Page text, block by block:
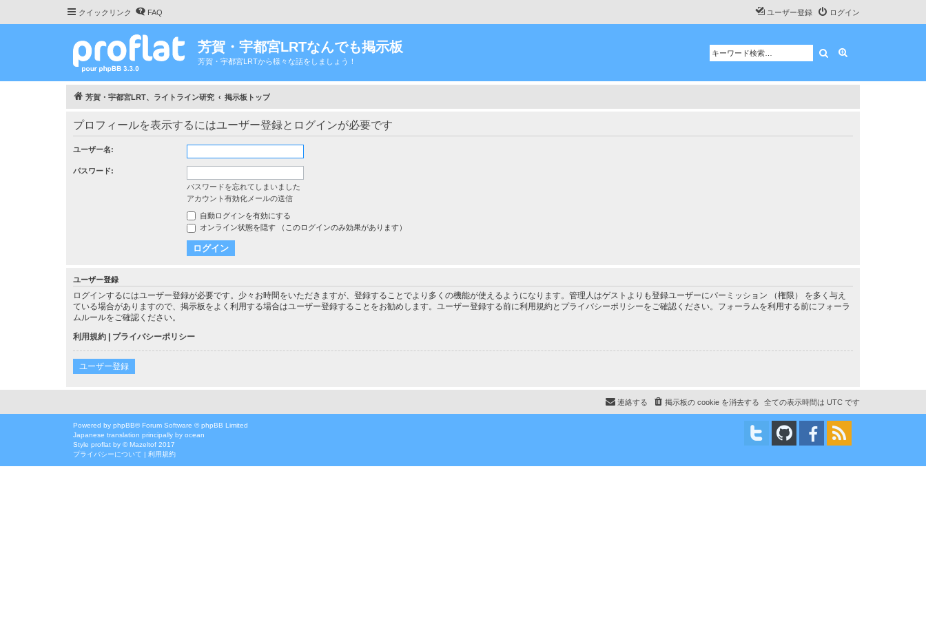
クイックリンク FAQ ログイン
ユーザー登録
芳賀・宇都宮LRTなんでも掲示板
芳賀・宇都宮LRTから様々な話をしましょう！
検索
芳賀・宇都宮LRT、ライトライン研究 掲示板トップ
プロフィールを表示するにはユーザー登録とログインが必要です
ユーザー名:
パスワード:
パスワードを忘れてしまいました
アカウント有効化メールの送信
自動ログインを有効にする
オンライン状態を隠す （このログインのみ効果があります）
ユーザー登録
ログインするにはユーザー登録が必要です。少々お時間をいただきますが、登録することでより多くの機能が使えるようになります。管理人はゲストよりも登録ユーザーにパーミッション （権限） を多く与え
ている場合がありますので、掲示板をよく利用する場合はユーザー登録することをお勧めします。ユーザー登録する前に利用規約とプライバシーポリシーをご確認ください。フォーラムを利用する前にフォーラ
ムルールをご確認ください。
利用規約
プライバシーポリシー
ユーザー登録
全ての表示時間は UTC です
掲示板の cookie を消去する
連絡する
Powered by phpBB® Forum Software © phpBB Limited
Japanese translation principally by ocean
Style proflat by ©Mazeltof 2017
プライバシーについて | 利用規約